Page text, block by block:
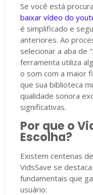
Se você está
baixar vídeo do
é simplificado e
anteriores. Ao
selecionar a aba de
ferramenta utiliza
o som com a maior
que sua biblioteca
qualidade sonora
significativas.
Por que o
Escolha?
Existem centenas
VidsSave se
fundamentais que
usuário: